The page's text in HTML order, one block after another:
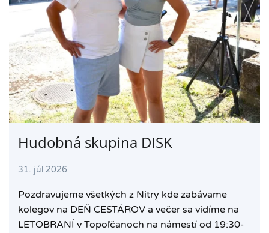
Hudobná skupina DISK
31. júl 2026
Pozdravujeme všetkých z Nitry kde zabávame
kolegov na DEŇ CESTÁROV a večer sa vidíme na
LETOBRANÍ v Topoľčanoch na námestí od 19:30-